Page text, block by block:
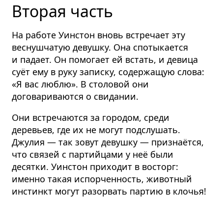
Вторая часть
На работе Уинстон вновь встречает эту
веснушчатую девушку. Она спотыкается
и падает. Он помогает ей встать, и девица
суёт ему в руку записку, содержащую слова:
«Я вас люблю». В столовой они
договариваются о свидании.
Они встречаются за городом, среди
деревьев, где их не могут подслушать.
Джулия — так зовут девушку — признаётся,
что связей с партийцами у неё были
десятки. Уинстон приходит в восторг:
именно такая испорченность, животный
инстинкт могут разорвать партию в клочья!